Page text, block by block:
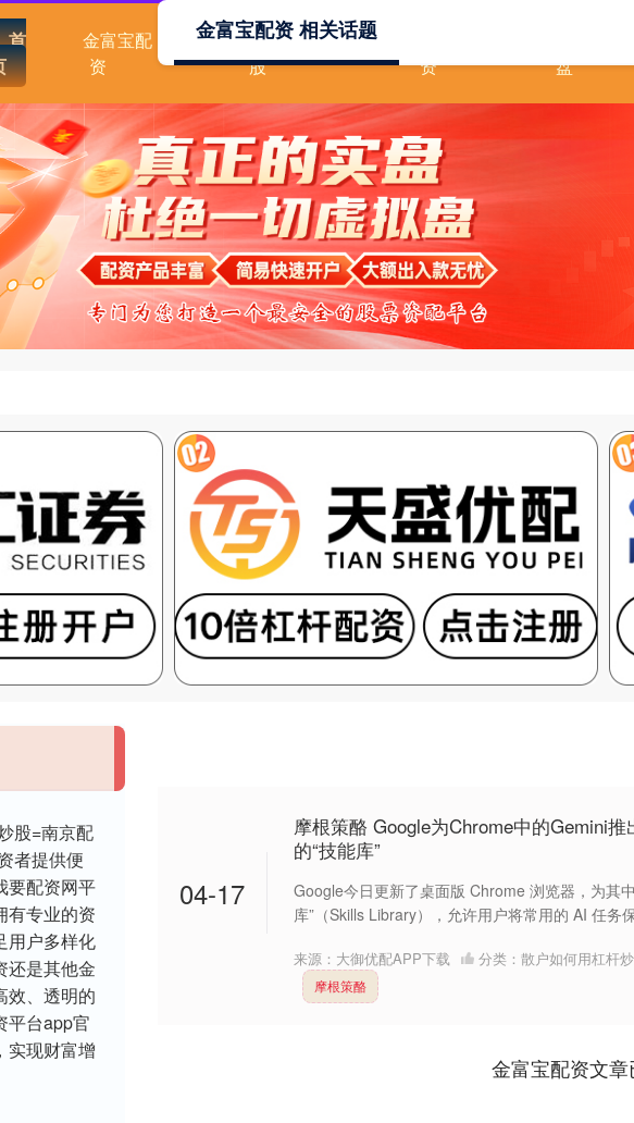
首
金富宝配
资
散户如何用杠杆炒
股
资
盘
金富宝配资 相关话题
04-17
摩根策酪 Google为Chrome中的Gemini
的“技能库”
Google今日更新了桌面版 Chrome 浏览器，为其
库”（Skills Library），允许用户将常用的 AI 任务
来源：大御优配APP下载 分类： 散户如何用杠杆
摩根策酪
金富宝配资文
股=南京配
者提供便
要配资网平
有专业的资
用户多样化
还是其他金
效、透明的
平台app官
实现财富增